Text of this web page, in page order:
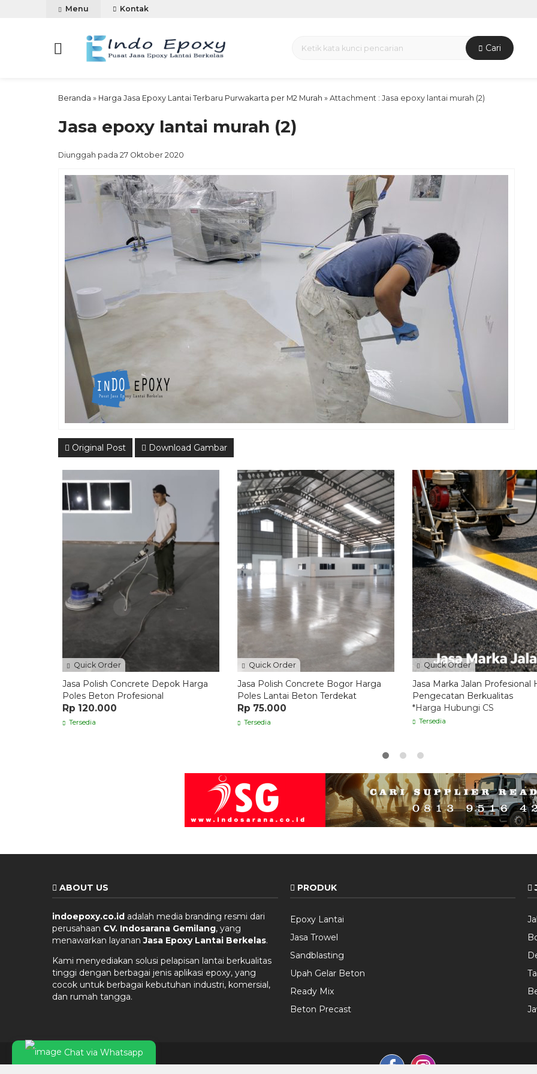
Menu Kontak
Cari
Beranda » Harga Jasa Epoxy Lantai Terbaru Purwakarta per M2 Murah » Attachment : Jasa epoxy lantai murah (2)
Jasa epoxy lantai murah (2)
Diunggah pada 27 Oktober 2020
Original Post Download Gambar
Quick Order
Jasa Polish Concrete Depok Harga
Poles Beton Profesional
Rp 120.000
Tersedia
Quick Order
Jasa Polish Concrete Bogor Harga
Poles Lantai Beton Terdekat
Rp 75.000
Tersedia
Quick Order
Jasa Marka Jalan Profesional
Pengecatan Berkualitas
*Harga Hubungi CS
Tersedia
ABOUT US
indoepoxy.co.id adalah media branding resmi dari
perusahaan CV. Indosarana Gemilang, yang
menawarkan layananJasa Epoxy Lantai Berkelas.
Kami menyediakan solusi pelapisan lantai berkualitas
tinggi dengan berbagai jenis aplikasi epoxy, yang
cocok untuk berbagai kebutuhan industri, komersial,
dan rumah tangga.
PRODUK
Epoxy Lantai
Jasa Trowel
Sandblasting
Upah Gelar Beton
Ready Mix
Beton Precast
Chat via Whatsapp